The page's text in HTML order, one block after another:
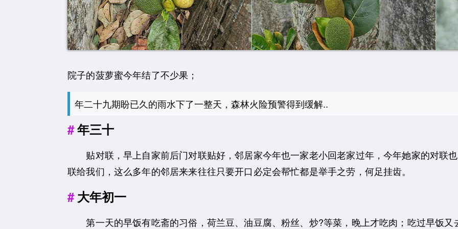
院子的菠萝蜜今年结了不少果；
年二十九期盼已久的雨水下了一整天，森林火险预警得到缓解..
年三十
贴对联，早上自家前后门对联贴好，邻居家今年也一家老小回老家过年，今年她家的对联
联给我们，这么多年的邻居来来往往只要开口必定会帮忙都是举手之劳，何足挂齿。
大年初一
第一天的早饭有吃斋的习俗，荷兰豆、油豆腐、粉丝、炒?等菜，晚上才吃肉；吃过早饭又